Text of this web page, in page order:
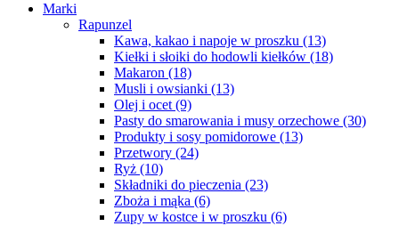
Marki
Rapunzel
Kawa, kakao i napoje w proszku (13)
Kiełki i słoiki do hodowli kiełków (18)
Makaron (18)
Musli i owsianki (13)
Olej i ocet (9)
Pasty do smarowania i musy orzechowe (30)
Produkty i sosy pomidorowe (13)
Przetwory (24)
Ryż (10)
Składniki do pieczenia (23)
Zboża i mąka (6)
Zupy w kostce i w proszku (6)